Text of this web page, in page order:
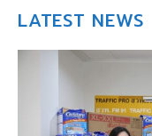
LATEST NEWS